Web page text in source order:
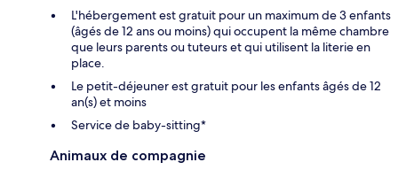
L'hébergement est gratuit pour un maximum de 3 enfants
(âgés de 12 ans ou moins) qui occupent la même chambre
que leurs parents ou tuteurs et qui utilisent la literie en
place.
Le petit-déjeuner est gratuit pour les enfants âgés de 12
an(s) et moins
Service de baby-sitting*
Animaux de compagnie